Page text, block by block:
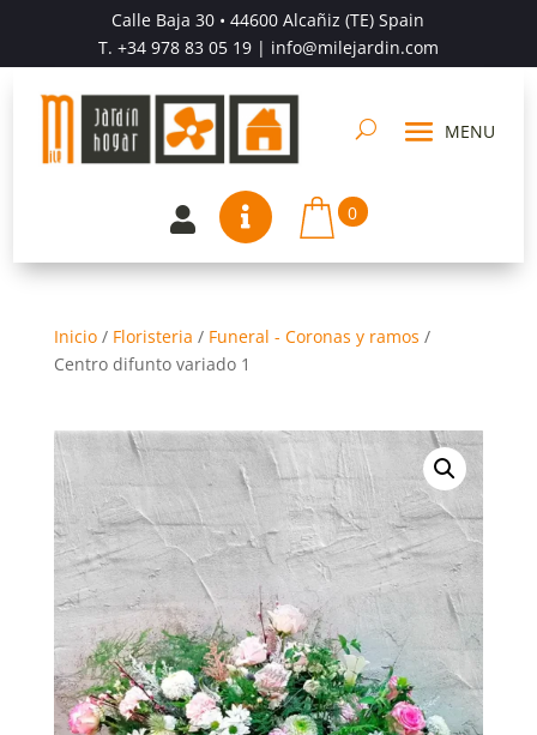
Calle Baja 30 • 44600 Alcañiz (TE) Spain
T. +34 978 83 05 19| info@milejardin.com
  0
Inicio/ Floristeria / Funeral - Coronas y ramos /
Centro difunto variado 1